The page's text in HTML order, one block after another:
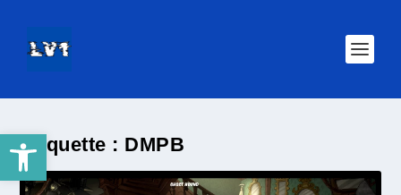
Ouvrir la barre d’outilsÉtiquette : DMPB